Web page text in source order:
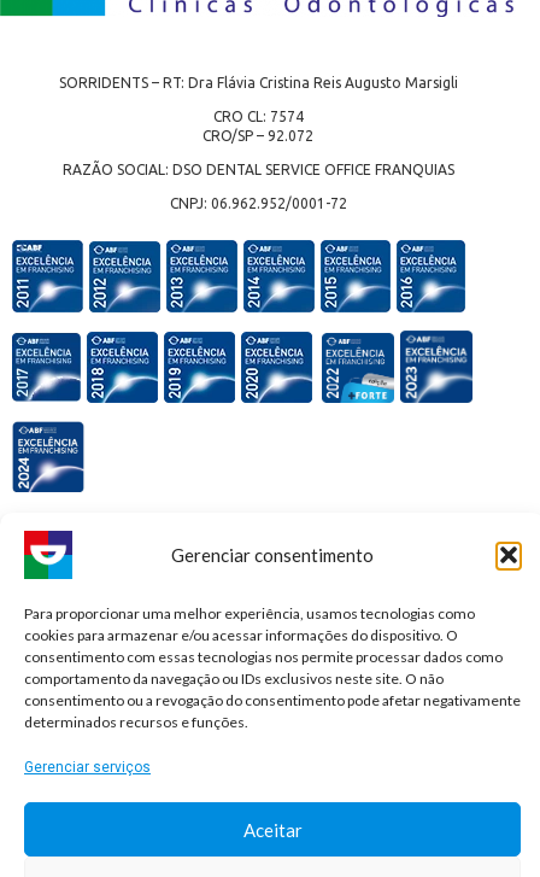
Gerenciar consentimento
Para proporcionar uma melhor experiência, usamos tecnologias como
cookies para armazenar e/ou acessar informações do dispositivo. O
consentimento com essas tecnologias nos permite processar dados como
comportamento da navegação ou IDs exclusivos neste site. O não
consentimento ou a revogação do consentimento pode afetar negativamente
determinados recursos e funções.
Gerenciar serviços
Aceitar
SORRIDENTS – RT: Dra Flávia Cristina Reis Augusto Marsigli
CRO CL: 7574
CRO/SP – 92.072
RAZÃO SOCIAL: DSO DENTAL SERVICE OFFICE FRANQUIAS
CNPJ: 06.962.952/0001-72
© 2026 Sorridents Franchising LTDA. All rights reserved.